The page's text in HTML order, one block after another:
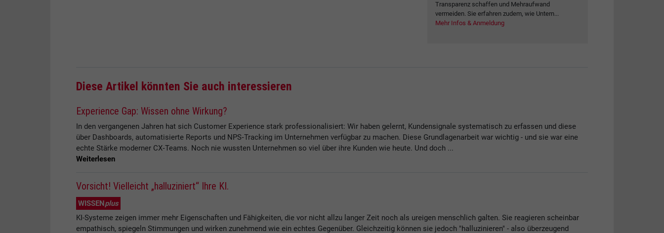
Transparenz schaffen und Mehraufwand
vermeiden. Sie erfahren zudem, wie Untern...
Mehr Infos & Anmeldung
Diese Artikel könnten Sie auch interessieren
Experience Gap: Wissen ohne Wirkung?
In den vergangenen Jahren hat sich Customer Experience stark professionalisiert: Wir haben gelernt, Kundensignale systematisch zu erfassen und diese
über Dashboards, automatisierte Reports und NPS‑Tracking im Unternehmen verfügbar zu machen. Diese Grundlagenarbeit war wichtig - und sie war eine
echte Stärke moderner CX‑Teams. Noch nie wussten Unternehmen so viel über ihre Kunden wie heute. Und doch ...
Weiterlesen
Vorsicht! Vielleicht „halluziniert“ Ihre KI.
WISSENplus
KI-Systeme zeigen immer mehr Eigenschaften und Fähigkeiten, die vor nicht allzu langer Zeit noch als ureigen menschlich galten. Sie reagieren scheinbar
empathisch, spiegeln Stimmungen und wirken zunehmend wie ein echtes Gegenüber. Gleichzeitig können sie jedoch "halluzinieren" - also überzeugend